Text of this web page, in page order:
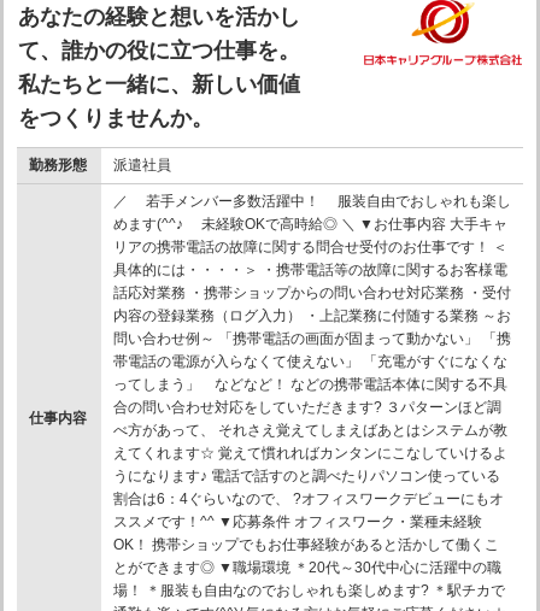
あなたの経験と想いを活かし
て、誰かの役に立つ仕事を。
私たちと一緒に、新しい価値
をつくりませんか。
勤務形態 派遣社員
仕事内容
／ 若手メンバー多数活躍中！ 服装自由でおしゃれも楽し
めます(^^♪ 未経験OKで高時給◎ ＼ ▼お仕事内容 大手キャ
リアの携帯電話の故障に関する問合せ受付のお仕事です！ ＜
具体的には・・・・＞ ・携帯電話等の故障に関するお客様電
話応対業務 ・携帯ショップからの問い合わせ対応業務 ・受付
内容の登録業務（ログ入力） ・上記業務に付随する業務 ～お
問い合わせ例～ 「携帯電話の画面が固まって動かない」 「携
帯電話の電源が入らなくて使えない」 「充電がすぐになくな
ってしまう」 などなど！ などの携帯電話本体に関する不具
合の問い合わせ対応をしていただきます? ３パターンほど調
べ方があって、 それさえ覚えてしまえばあとはシステムが教
えてくれます☆ 覚えて慣れればカンタンにこなしていけるよ
うになります♪ 電話で話すのと調べたりパソコン使っている
割合は6：4ぐらいなので、 ?オフィスワークデビューにもオ
ススメです！^^ ▼応募条件 オフィスワーク・業種未経験
OK！ 携帯ショップでもお仕事経験があると活かして働くこ
とができます◎ ▼職場環境 ＊20代～30代中心に活躍中の職
場！ ＊服装も自由なのでおしゃれも楽しめます? ＊駅チカで